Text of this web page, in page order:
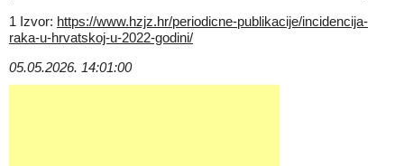
1 Izvor: https://www.hzjz.hr/periodicne-publikacije/incidencija-
raka-u-hrvatskoj-u-2022-godini/
05.05.2026. 14:01:00